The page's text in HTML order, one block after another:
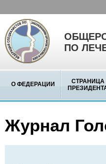
ПО
О ФЕДЕРАЦИИ
СТРАНИЦА
Журнал